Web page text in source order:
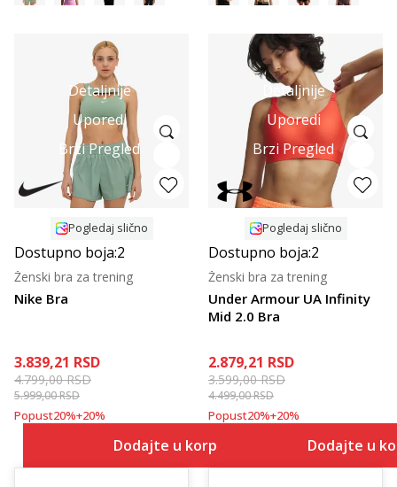
Detaljnije
Uporedi
Brzi Pregled
Pogledaj slično
Dostupno boja:2
Nike Bra
Ženski bra za trening
3.839,21 RSD
4.799,00RSD
5.999,00RSD
Popust20%+20%
Dodajte u korpu
Detaljnije
Uporedi
Brzi Pregled
Pogledaj slično
Dostupno boja:2
Under Armour UA Infinity
Mid 2.0 Bra
Ženski bra za trening
2.879,21 RSD
3.599,00RSD
4.499,00RSD
Popust20%+20%
Dodajte u